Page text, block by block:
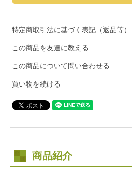
特定商取引法に基づく表記（返品等）
この商品を友達に教える
この商品について問い合わせる
買い物を続ける
商品紹介